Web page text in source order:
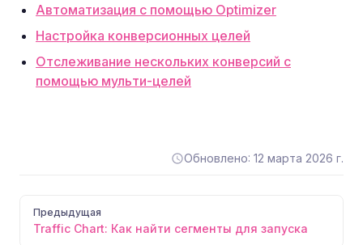
Автоматизация с помощью Optimizer
Настройка конверсионных целей
Отслеживание нескольких конверсий с
помощью мульти-целей
Обновлено: 12 марта 2026 г.
Предыдущая
Traffic Chart: Как найти сегменты для запуска